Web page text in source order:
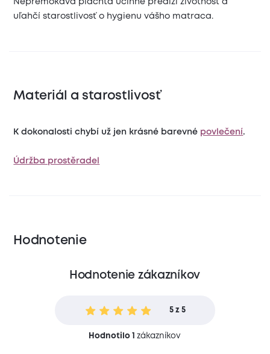
Nepremokavá plachta účinne predĺži životnosť a
uľahčí starostlivosť o hygienu vášho matraca.
Materiál a starostlivosť
K dokonalosti chybí už jen krásné barevné povlečení.
Údržba prostěradel
Hodnotenie
Hodnotenie zákazníkov
5 z 5
Hodnotilo 1 zákazníkov